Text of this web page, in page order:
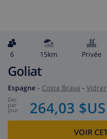
6 15km privée
Goliat
Espagne - Costa Brava -
de/
par
jour 264,03 $US
VOIR